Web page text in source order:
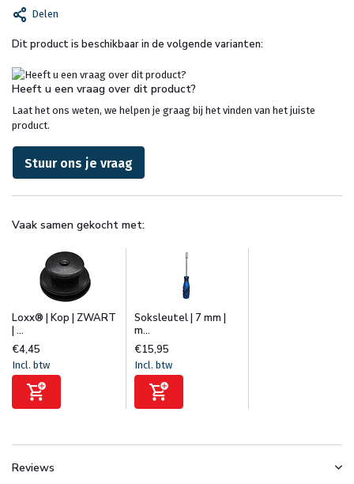
Delen
Dit product is beschikbaar in de volgende varianten:
Heeft u een vraag over dit product?
Laat het ons weten, we helpen je graag bij het vinden van het juiste
product.
Stuur ons je vraag
Vaak samen gekocht met:
Loxx® | Kop | ZWART
| ...
€4,45
Incl. btw
Soksleutel | 7 mm |
m...
€15,95
Incl. btw
Reviews